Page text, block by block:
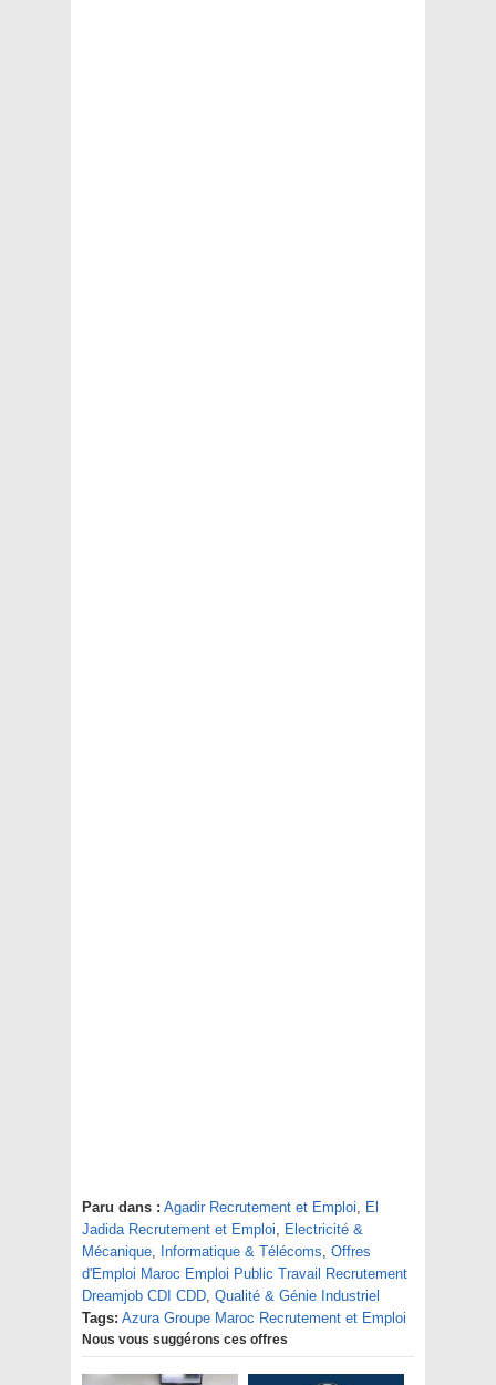
Paru dans : Agadir Recrutement et Emploi, El
Jadida Recrutement et Emploi, Electricité &
Mécanique, Informatique & Télécoms, Offres
d'Emploi Maroc Emploi Public Travail Recrutement
Dreamjob CDI CDD, Qualité & Génie Industriel
Tags: Azura Groupe Maroc Recrutement et Emploi
Nous vous suggérons ces offres